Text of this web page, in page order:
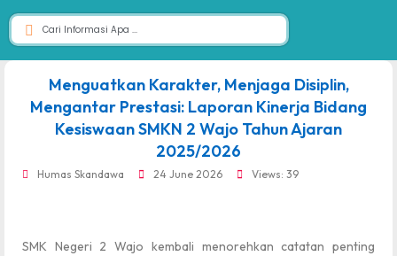
Menguatkan Karakter, Menjaga Disiplin,
Mengantar Prestasi: Laporan Kinerja Bidang
Kesiswaan SMKN 2 Wajo Tahun Ajaran
2025/2026
Humas Skandawa 24 June 2026 Views: 39
SMK Negeri 2 Wajo kembali menorehkan catatan penting